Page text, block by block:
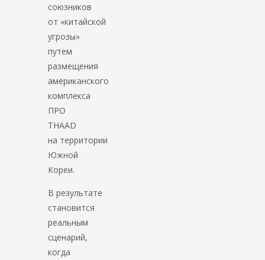
союзников
от «китайской
угрозы»
путем
размещения
американского
комплекса
ПРО
THAAD
на территории
Южной
Кореи.
В результате
становится
реальным
сценарий,
когда